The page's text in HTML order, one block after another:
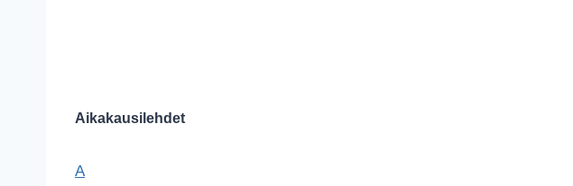
Aikakausilehdet
A